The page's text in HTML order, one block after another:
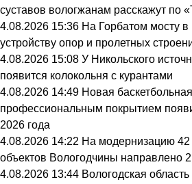
суставов вологжанам расскажут по
4.08.2026 15:36 На Горбатом мосту в
устройству опор и пролетных
4.08.2026 15:08 У Никольского
появится колокольня с курантами
4.08.2026 14:49 Новая
профессиональным покрытием
2026 года
4.08.2026 14:22 На модернизацию 42
объектов Вологодчины направлено
4.08.2026 13:44 Вологодская